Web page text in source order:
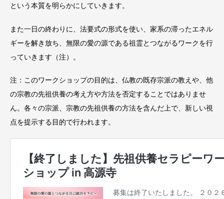
という本質を明らかにしていきます。
また一日の終わりに、法要式の形式を使い、家系の滞ったエネル
ギーを解き放ち、無限の愛の源である祖霊とつながるワークを行
っていきます（注）。
注：このワークショップの目的は、仏教の既存宗派の教えや、他
の宗教の先祖供養の考え方や方法を否定することではありませ
ん。各々の宗派、宗教の先祖供養の方法を含んだ上で、新しい視
点を提示する目的で行われます。